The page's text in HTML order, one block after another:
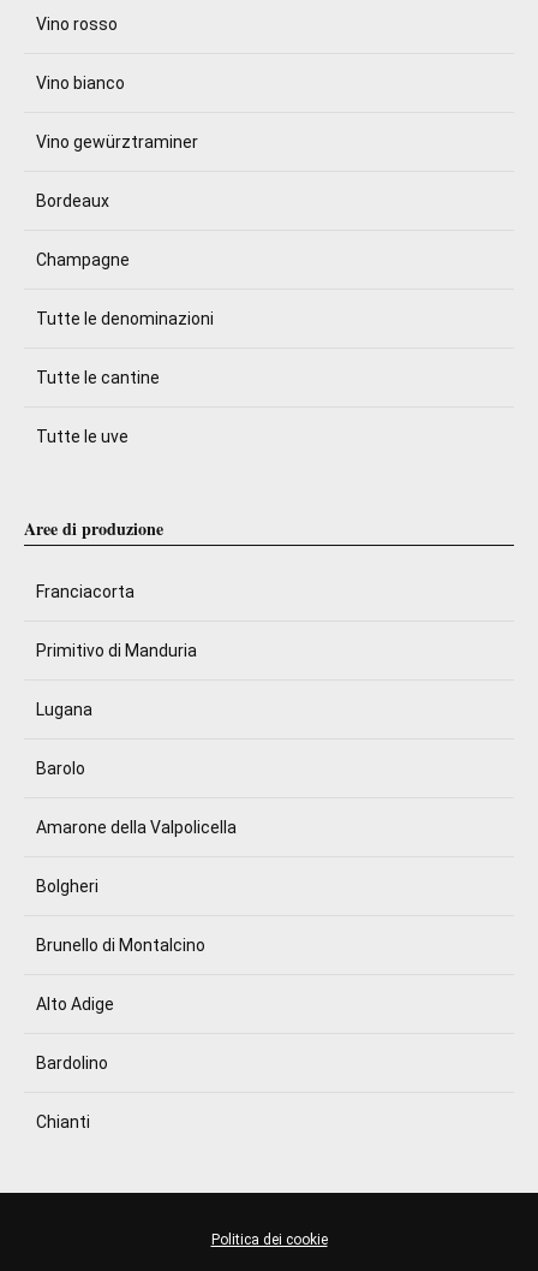
Vino rosso
Vino bianco
Vino gewürztraminer
Bordeaux
Champagne
Tutte le denominazioni
Tutte le cantine
Tutte le uve
Aree di produzione
Franciacorta
Primitivo di Manduria
Lugana
Barolo
Amarone della Valpolicella
Bolgheri
Brunello di Montalcino
Alto Adige
Bardolino
Chianti
Politica dei cookie